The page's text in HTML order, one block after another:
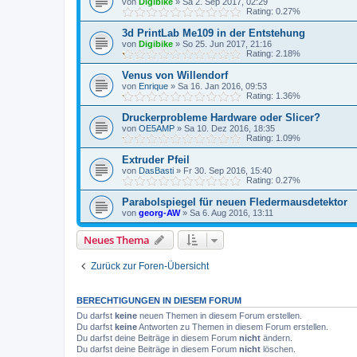
Rating: 0.27%
3d PrintLab Me109 in der Entstehung
von Digibike » So 25. Jun 2017, 21:16
Rating: 2.18%
Venus von Willendorf
von Enrique » Sa 16. Jan 2016, 09:53
Rating: 1.36%
Druckerprobleme Hardware oder Slicer?
von OE5AMP » Sa 10. Dez 2016, 18:35
Rating: 1.09%
Extruder Pfeil
von DasBasti » Fr 30. Sep 2016, 15:40
Rating: 0.27%
Parabolspiegel für neuen Fledermausdetektor
von georg-AW» Sa 6. Aug 2016, 13:11
Neues Thema
Zurück zur Foren-Übersicht
BERECHTIGUNGEN IN DIESEM FORUM
Du darfst keine neuen Themen in diesem Forum erstellen.
Du darfst keineAntworten zu Themen in diesem Forum erstellen.
Du darfst deine Beiträge in diesem Forum nicht ändern.
Du darfst deine Beiträge in diesem Forum nicht löschen.